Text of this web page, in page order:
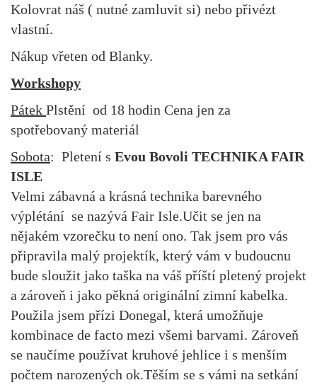
Kolovrat náš ( nutné zamluvit si) nebo přivézt
vlastní.
Nákup vřeten od Blanky.
Workshopy
Pátek Plstění od 18 hodin Cena jen za
spotřebovaný materiál
Sobota: Pletení s Evou Bovoli TECHNIKA FAIR
ISLE
Velmi zábavná a krásná technika barevného
výplétání se nazývá Fair Isle.Učit se jen na
nějakém vzorečku to není ono. Tak jsem pro vás
připravila malý projektík, který vám v budoucnu
bude sloužit jako taška na váš příští pletený projekt
a zároveň i jako pěkná originální zimní kabelka.
Použila jsem přízi Donegal, která umožňuje
kombinace de facto mezi všemi barvami. Zároveň
se naučíme používat kruhové jehlice i s menším
počtem narozených ok.Těším se s vámi na setkání